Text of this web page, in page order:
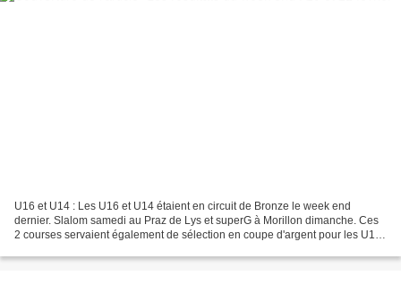
U16 et U14 : Les U16 et U14 étaient en circuit de Bronze le week end
dernier. Slalom samedi au Praz de Lys et superG à Morillon dimanche. Ces
2 courses servaient également de sélection en coupe d'argent pour les U14.